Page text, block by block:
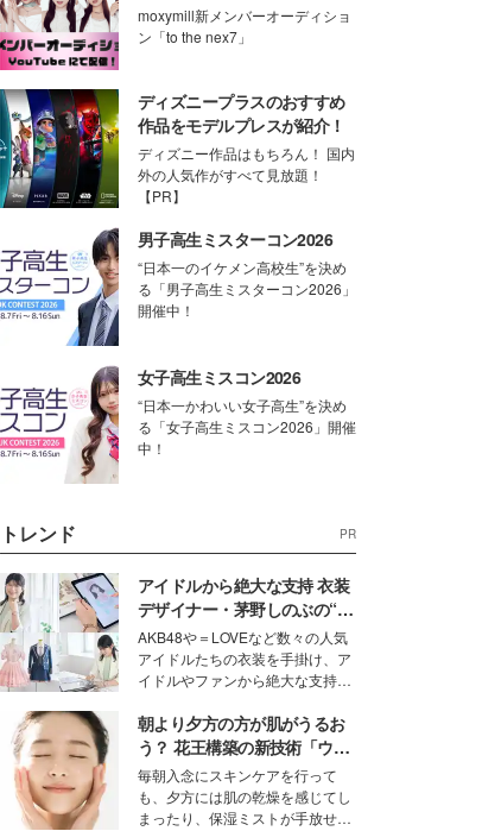
moxymill新メンバーオーディショ
ン「to the nex7」
ディズニープラスのおすすめ
作品をモデルプレスが紹介！
ディズニー作品はもちろん！ 国内
外の人気作がすべて見放題！
【PR】
男子高生ミスターコン2026
“日本一のイケメン高校生”を決め
る「男子高生ミスターコン2026」
開催中！
女子高生ミスコン2026
“日本一かわいい女子高生”を決め
る「女子高生ミスコン2026」開催
中！
トレンド PR
アイドルから絶大な支持 衣装
デザイナー・茅野しのぶの“可
愛い”を作る美学＜「シチズン
クロスシー」インタビュー＞
AKB48や＝LOVEなど数々の人気
アイドルたちの衣装を手掛け、ア
イドルやファンから絶大な支持を
取締役兼クリエイティブディレク
ター・茅野しのぶ。一人ひとりの
個性に寄り添い、魅力を引き出す
衣装作りは、多くの女性たちに勇
気と自信を与え続けている。
朝より夕方の方が肌がうるお
う？ 花王構築の新技術「ウォ
ーターキャプチャリングスキ
ン（捕水肌）」がスキンケア
の常識を変える予感
毎朝入念にスキンケアを行って
も、夕方には肌の乾燥を感じてし
まったり、保湿ミストが手放せな